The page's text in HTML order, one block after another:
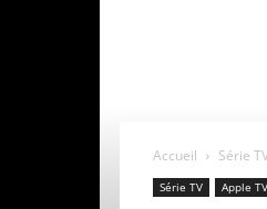
Accueil Série
Série TV Apple